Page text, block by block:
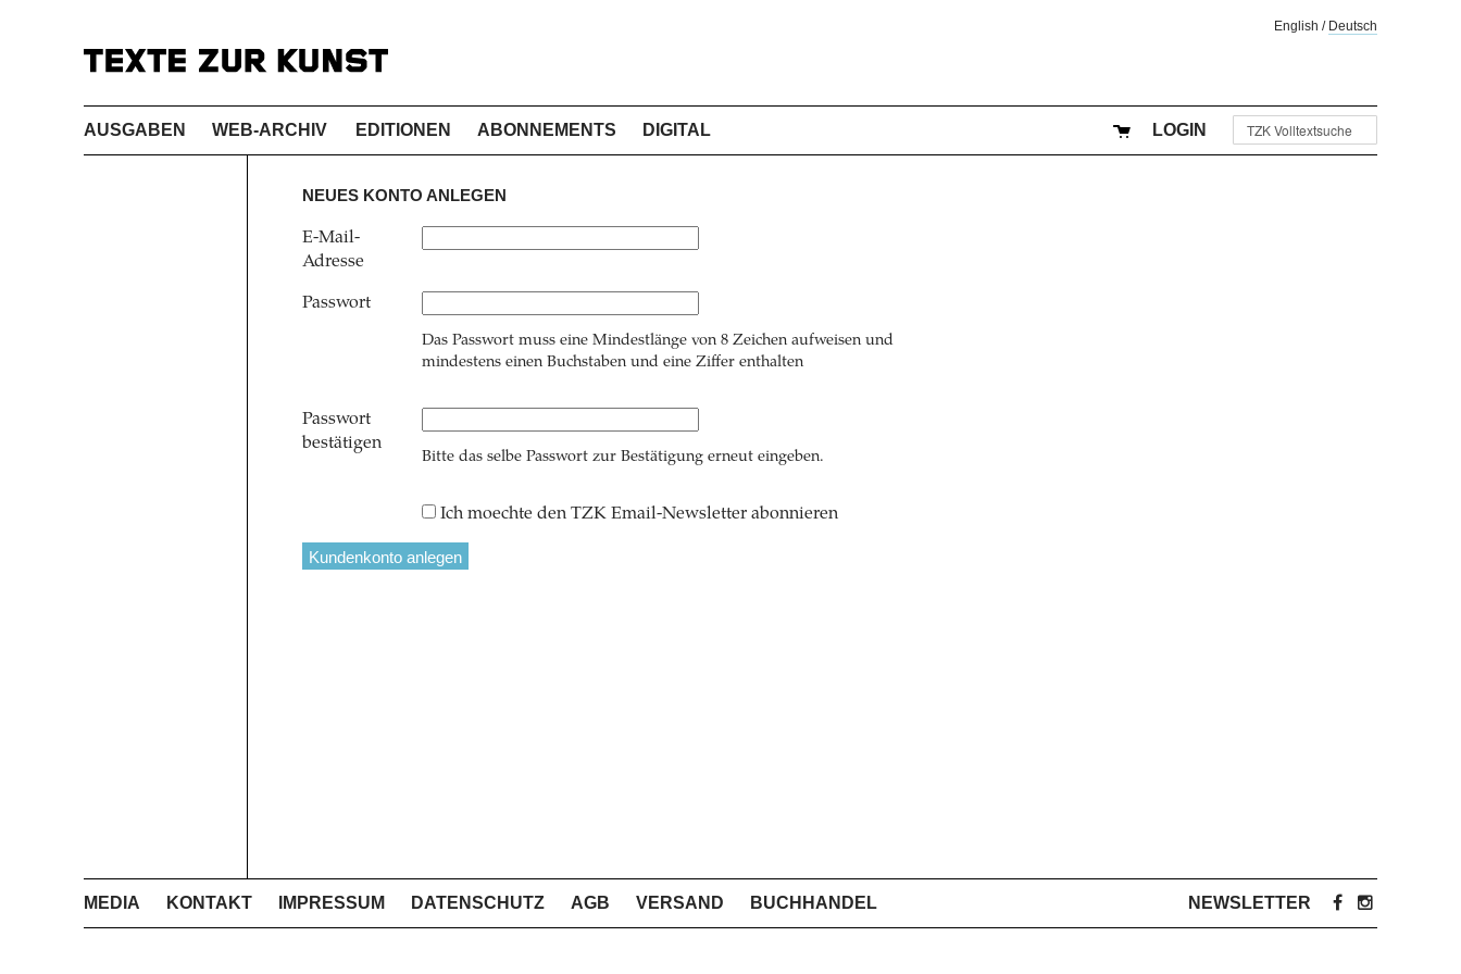
English / Deutsch
AUSGABEN WEB-ARCHIV EDITIONEN ABONNEMENTS DIGITAL LOGIN
NEUES KONTO ANLEGEN
E-Mail-
Adresse
Passwort
Das Passwort muss eine Mindestlänge von 8 Zeichen aufweisen und
mindestens einen Buchstaben und eine Ziffer enthalten
Passwort
bestätigen
Bitte das selbe Passwort zur Bestätigung erneut eingeben.
Ich moechte den TZK Email-Newsletter abonnieren
MEDIA KONTAKT IMPRESSUM DATENSCHUTZ AGB VERSAND BUCHHANDEL NEWSLETTER